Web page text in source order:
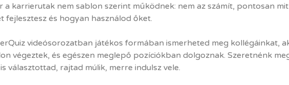
a karrierutak nem sablon szerint működnek: nem az számít, pontosan
fejlesztesz és hogyan használod őket.
videósorozatban játékos formában ismerheted meg kollégáinkat,
végeztek, és egészen meglepő pozíciókban dolgoznak. Szeretnénk
választottad, rajtad múlik, merre indulsz vele.